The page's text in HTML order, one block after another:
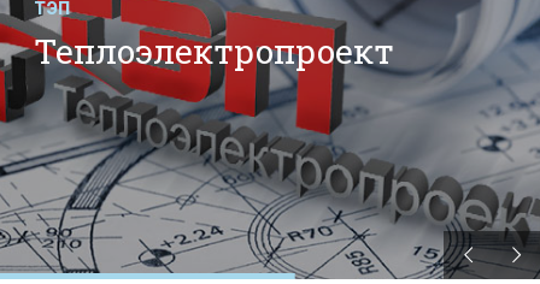
Теплоэлектропроект
ТЭП